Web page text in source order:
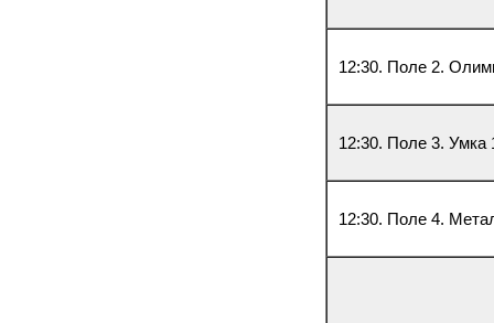
12:30. Поле 2.
12:30. Поле 3. Умка
12:30. Поле 4.